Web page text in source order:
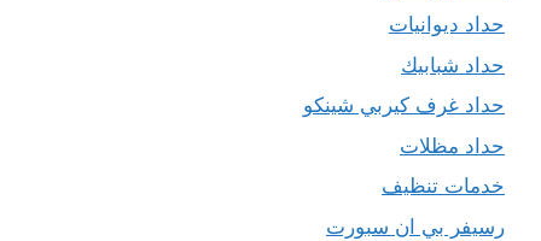
حداد ديوانيات
حداد شبابيك
حداد غرف كيربي شينكو
حداد مظلات
خدمات تنظيف
رسيفر بي ان سبورت